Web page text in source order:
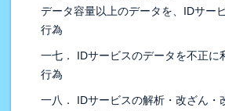
データ容量以上のデータを、IDサー
行為
一七． IDサービスのデータを不正に
行為
一八． IDサービスの解析・改ざん・